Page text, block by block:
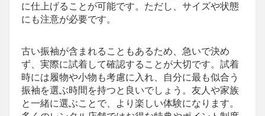
に仕上げることが可能です。ただし、サイズや状態
にも注意が必要です。
古い振袖が含まれることもあるため、急いで決め
ず、実際に試着して確認することが大切です。試着
時には履物や小物も考慮に入れ、自分に最も似合う
振袖を選ぶ時間を持つと良いでしょう。友人や家族
と一緒に選ぶことで、より楽しい体験になります。